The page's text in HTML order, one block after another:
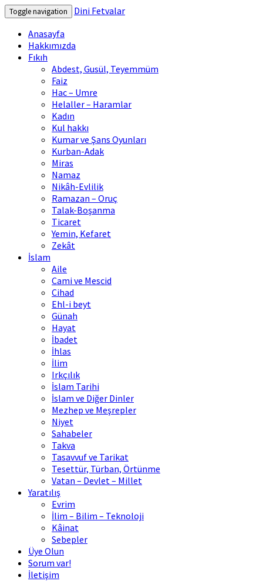
Toggle navigation
Dini Fetvalar
Anasayfa
Hakkımızda
Fıkıh
Abdest, Gusül, Teyemmüm
Faiz
Hac – Umre
Helaller – Haramlar
Kadın
Kul hakkı
Kumar ve Şans Oyunları
Kurban-Adak
Miras
Namaz
Nikâh-Evlilik
Ramazan – Oruç
Talak-Boşanma
Ticaret
Yemin, Kefaret
Zekât
İslam
Aile
Cami ve Mescid
Cihad
Ehl-i beyt
Günah
Hayat
İbadet
İhlas
İlim
Irkçılık
İslam Tarihi
İslam ve Diğer Dinler
Mezhep ve Meşrepler
Niyet
Sahabeler
Takva
Tasavvuf ve Tarikat
Tesettür, Türban, Örtünme
Vatan – Devlet – Millet
Yaratılış
Evrim
İlim – Bilim – Teknoloji
Kâinat
Sebepler
Üye Olun
Sorum var!
İletişim